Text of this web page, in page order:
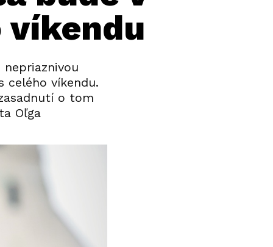
víkendu
celého víkendu.
o tom
Oľga